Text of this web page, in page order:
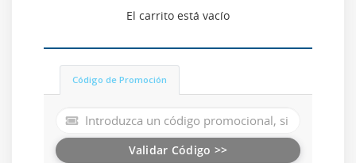
El carrito está vacío
Código de Promoción
Validar Código >>